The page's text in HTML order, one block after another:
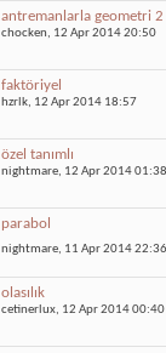
antremanlarla geometri 2
chocken, 12 Apr 2014 20:50
faktöriyel
hzrlk, 12 Apr 2014 18:57
özel tanımlı
nightmare, 12 Apr 2014 01:38
parabol
nightmare, 11 Apr 2014 22:36
olasılık
cetinerlux, 12 Apr 2014 00:40